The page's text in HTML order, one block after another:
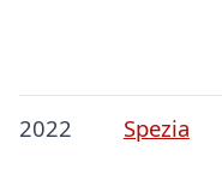
2022 Spezia